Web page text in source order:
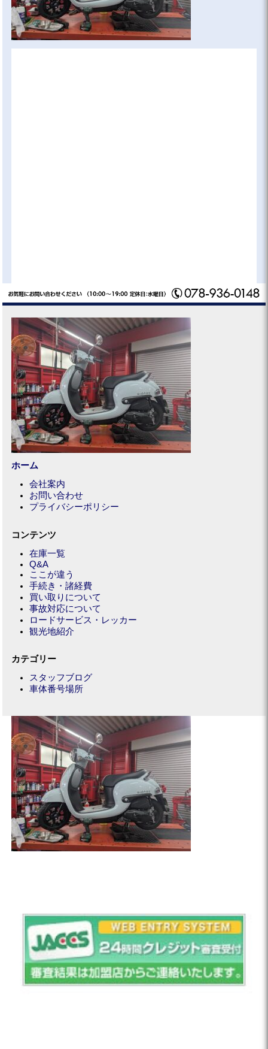
ホーム
会社案内
お問い合わせ
プライバシーポリシー
コンテンツ
在庫一覧
Q&A
ここが違う
手続き・諸経費
買い取りについて
事故対応について
ロードサービス・レッカー
観光地紹介
カテゴリー
スタッフブログ
車体番号場所